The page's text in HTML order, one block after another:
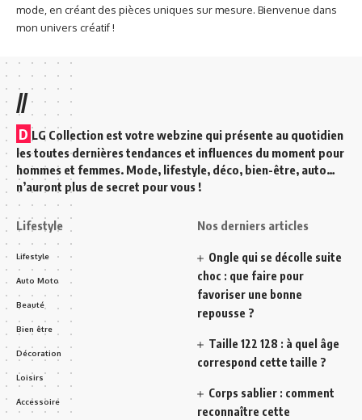
mode, en créant des pièces uniques sur mesure. Bienvenue dans
mon univers créatif !
//
D LG Collection est votre webzine qui présente au quotidien
les toutes dernières tendances et influences du moment pour
hommes et femmes. Mode, lifestyle, déco, bien-être, auto…
n’auront plus de secret pour vous !
Lifestyle
Lifestyle
Auto Moto
Beauté
Bien être
Décoration
Loisirs
Accessoire
Nos derniers articles
Ongle qui se décolle suite
choc : que faire pour
favoriser une bonne
repousse ?
Taille 122 128 : à quel âge
correspond cette taille ?
Corps sablier : comment
reconnaître cette